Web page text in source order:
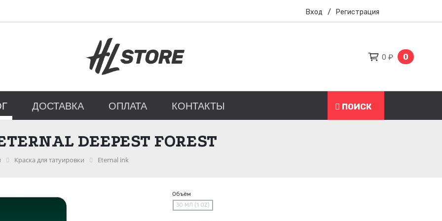
Вход / Регистрация
0 ₽ 0
ДОСТАВКА ОПЛАТА КОНТАКТЫ ПОИСК
DEEPEST FOREST
Краска для татуировки Eternal ink
Объём
30 МЛ (1 OZ)